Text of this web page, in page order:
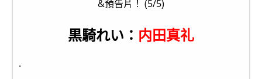
黒騎れい： 内田真礼
.